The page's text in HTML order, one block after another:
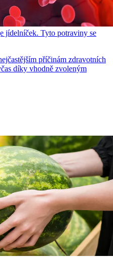
jídelníček. Tyto potraviny se
příčinám zdravotních
díky vhodně zvoleným